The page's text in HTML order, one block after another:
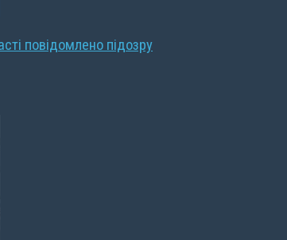
повідомлено підозру